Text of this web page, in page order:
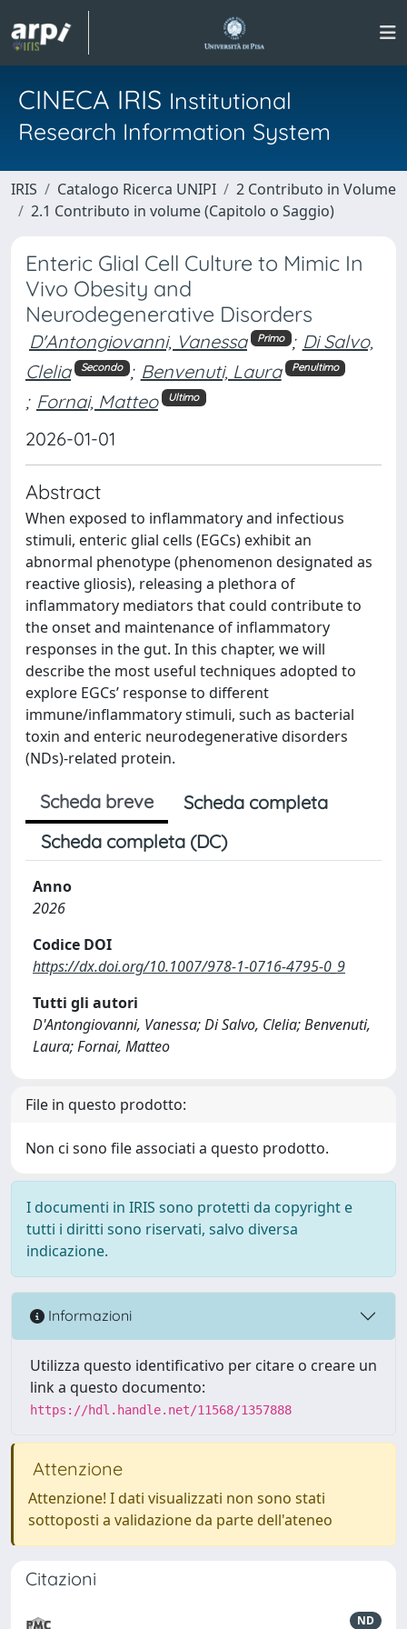
CINECA IRIS Institutional
Research Information System
IRIS Catalogo Ricerca UNIPI
2 Contributo in Volume
2.1 Contributo in volume (Capitolo o Saggio)
Enteric Glial Cell Culture to Mimic In
Vivo Obesity and
Neurodegenerative Disorders
D'Antongiovanni, Vanessa Primo ; Di Salvo,
Clelia
Secondo ; Benvenuti, Laura Penultimo
; Fornai, Matteo Ultimo
2026-01-01
Abstract
When exposed to inflammatory and infectious
stimuli, enteric glial cells (EGCs) exhibit an
abnormal phenotype (phenomenon designated as
reactive gliosis), releasing a plethora of
inflammatory mediators that could contribute to
the onset and maintenance of inflammatory
responses in the gut. In this chapter, we will
describe the most useful techniques adopted to
explore EGCs’ response to different
immune/inflammatory stimuli, such as bacterial
toxin and enteric neurodegenerative disorders
(NDs)-related protein.
Scheda breve
Scheda completa
Scheda completa (DC)
Anno
2026
Codice DOI
https://dx.doi.org/10.1007/978-1-0716-4795-0_9
Tutti gli autori
D'Antongiovanni, Vanessa; Di Salvo, Clelia; Benvenuti,
Laura; Fornai, Matteo
File in questo prodotto:
Non ci sono file associati a questo prodotto.
I documenti in IRIS sono protetti da copyright e
tutti i diritti sono riservati, salvo diversa
indicazione.
Informazioni
Utilizza questo identificativo per citare o creare un
link a questo documento:
https://hdl.handle.net/11568/1357888
Attenzione
Attenzione! I dati visualizzati non sono stati
sottoposti a validazione da parte dell'ateneo
Citazioni
ND